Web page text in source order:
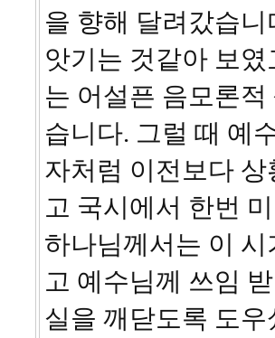
을 향해 달려갔습
앗기는 것같아 보
는 어설픈 음모론
습니다. 그럴 때 예
자처럼 이전보다
고 국시에서 한번
하나님께서는 이
고 예수님께 쓰임
실을 깨닫도록 도